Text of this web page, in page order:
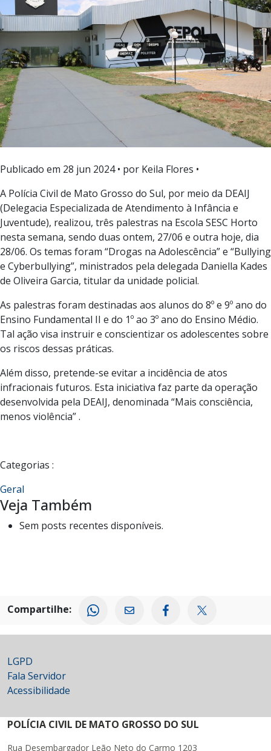
Publicado em 28 jun 2024• por Keila Flores •
A Polícia Civil de Mato Grosso do Sul, por meio da DEAIJ
(Delegacia Especializada de Atendimento à Infância e
Juventude), realizou, três palestras na Escola SESC Horto
nesta semana, sendo duas ontem, 27/06 e outra hoje, dia
28/06. Os temas foram “Drogas na Adolescência” e “Bullying
e Cyberbullying”, ministrados pela delegada Daniella Kades
de Oliveira Garcia, titular da unidade policial.
As palestras foram destinadas aos alunos do 8º e 9º ano do
Ensino Fundamental II e do 1º ao 3º ano do Ensino Médio.
Tal ação visa instruir e conscientizar os adolescentes sobre
os riscos dessas práticas.
Além disso, pretende-se evitar a incidência de atos
infracionais futuros. Esta iniciativa faz parte da operação
desenvolvida pela DEAIJ, denominada “Mais consciência,
menos violência” .
Categorias :
Geral
Veja Também
Sem posts recentes disponíveis.
Compartilhe:
LGPD
Fala Servidor
Acessibilidade
POLÍCIA CIVIL DE MATO GROSSO DO SUL
Rua Desembargador Leão Neto do Carmo 1203